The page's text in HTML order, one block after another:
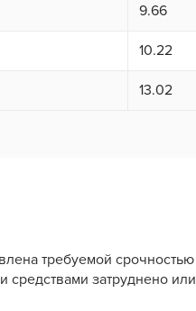
9.66
10.22
13.02
требуемой
средствами затруднено